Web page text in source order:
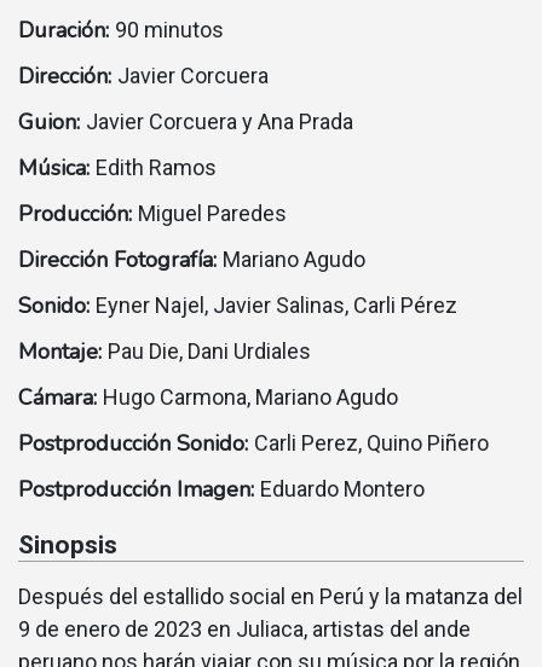
Duración: 90 minutos
Dirección: Javier Corcuera
Guion: Javier Corcuera y Ana Prada
Música: Edith Ramos
Producción: Miguel Paredes
Dirección Fotografía: Mariano Agudo
Sonido: Eyner Najel, Javier Salinas, Carli Pérez
Montaje: Pau Die, Dani Urdiales
Cámara: Hugo Carmona, Mariano Agudo
Postproducción Sonido: Carli Perez, Quino Piñero
Postproducción Imagen: Eduardo Montero
Sinopsis
Después del estallido social en Perú y la matanza del
9 de enero de 2023 en Juliaca, artistas del ande
peruano nos harán viajar con su música por la región